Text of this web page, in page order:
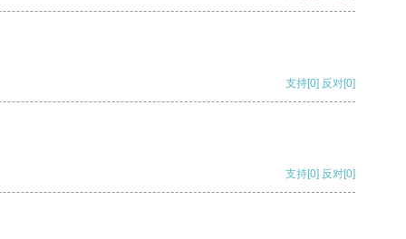
支持[0] 反对[0]
支持[0] 反对[0]